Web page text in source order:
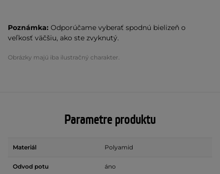
Poznámka: Odporúčame vyberať spodnú bielizeň o
veľkosť väčšiu, ako ste zvyknutý.
Obrázky majú iba ilustračný charakter.
Parametre produktu
Materiál Polyamid
Odvod potu áno